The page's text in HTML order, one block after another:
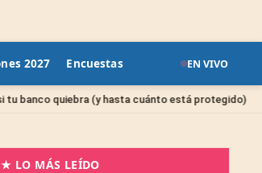
2027 Encuestas EN VIVO
(y hasta cuánto está protegido) Sin
★ LO MÁS LEÍDO